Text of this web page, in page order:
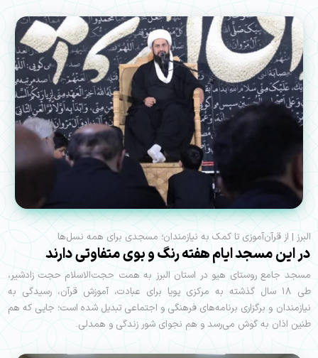
البرز | از قرآن‌آموزی تا کمک به نیازمندان؛ مسجدی برای همه نسل‌ها
در اين مسجد ايام هفته رنگ و بوی متفاوتی دارند
مسجد جامع روستای هیو در استان البرز به همت حجت‌الاسلام حجت زادشیر،
طی ۱۸ سال گذشته به مرکزی پویا برای عبادت، آموزش قرآن، رسیدگی به
نیازمندان و برگزاری برنامه‌های فرهنگی و اجتماعی تبدیل شده است؛ جایی که هم
طنين اذان به گوش می‌رسد و هم نجوای شور زندگی و همدلی.